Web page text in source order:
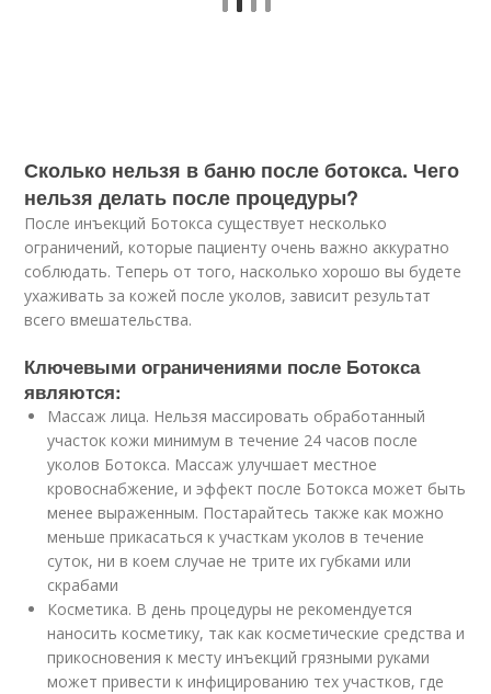
Сколько нельзя в баню после ботокса. Чего
нельзя делать после процедуры?
После инъекций Ботокса существует несколько
ограничений, которые пациенту очень важно аккуратно
соблюдать. Теперь от того, насколько хорошо вы будете
ухаживать за кожей после уколов, зависит результат
всего вмешательства.
Ключевыми ограничениями после Ботокса
являются:
Массаж лица. Нельзя массировать обработанный
участок кожи минимум в течение 24 часов после
уколов Ботокса. Массаж улучшает местное
кровоснабжение, и эффект после Ботокса может быть
менее выраженным. Постарайтесь также как можно
меньше прикасаться к участкам уколов в течение
суток, ни в коем случае не трите их губками или
скрабами
Косметика. В день процедуры не рекомендуется
наносить косметику, так как косметические средства и
прикосновения к месту инъекций грязными руками
может привести к инфицированию тех участков, где